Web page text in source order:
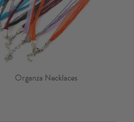
Organza Necklaces